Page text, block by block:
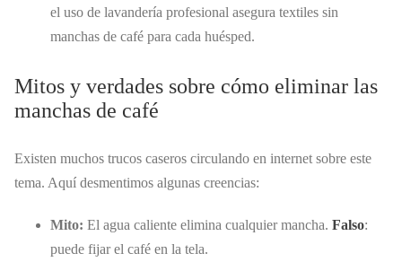
el uso de lavandería profesional asegura textiles sin
manchas de café para cada huésped.
Mitos y verdades sobre cómo eliminar las
manchas de café
Existen muchos trucos caseros circulando en internet sobre este
tema. Aquí desmentimos algunas creencias:
Mito: El agua caliente elimina cualquier mancha. Falso:
puede fijar el café en la tela.